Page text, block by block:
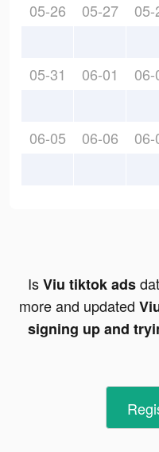
05-26 05-27 05-
05-31 06-01 06-
06-05 06-06
IsViu tiktok ads
more and updated
signing up and